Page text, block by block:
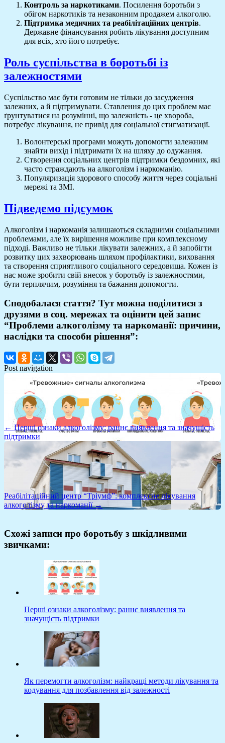
Контроль за наркотиками. Посилення боротьби з
обігом наркотиків та незаконним продажем алкоголю.
Підтримка медичних та реабілітаційних центрів.
Державне фінансування робить лікування доступним
для всіх, хто його потребує.
Роль суспільства в боротьбі із
залежностями
Суспільство має бути готовим не тільки до засудження
залежних, а й підтримувати. Ставлення до цих проблем має
ґрунтуватися на розумінні, що залежність - це хвороба,
потребує лікування, не привід для соціальної стигматизації.
Волонтерські програми можуть допомогти залежним
знайти вихід і підтримати їх на шляху до одужання.
Створення соціальних центрів підтримки бездомних, які
часто страждають на алкоголізм і наркоманію.
Популяризація здорового способу життя через соціальні
мережі та ЗМІ.
Підведемо підсумок
Алкоголізм і наркоманія залишаються складними соціальними
проблемами, але їх вирішення можливе при комплексному
підході. Важливо не тільки лікувати залежних, а й запобігти
розвитку цих захворювань шляхом профілактики, виховання
та створення сприятливого соціального середовища. Кожен із
нас може зробити свій внесок у боротьбу із залежностями,
бути терплячим, розуміння та бажання допомогти.
Сподобалася стаття? Тут можна поділитися з
друзями в соц. мережах та оцінити цей запис
“Проблеми алкоголізму та наркоманії: причини,
наслідки та способи рішення”:
Post navigation
← Перші ознаки алкоголізму: раннє виявлення та значущість
підтримки
Реабілітаційний центр “Тріумф”: комплексне лікування
алкоголізму та наркоманії →
Схожі записи про боротьбу з шкідливими
звичками:
Перші ознаки алкоголізму: раннє виявлення та
значущість підтримки
Як перемогти алкоголізм: найкращі методи лікування та
кодування для позбавлення від залежності